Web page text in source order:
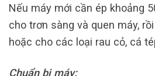
Nếu máy mới cần ép khoảng
cho trơn sàng và quen máy,
hoặc cho các loại rau cỏ, cá
Chuẩn bị máy: